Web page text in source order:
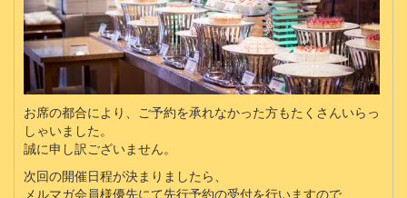
お席の都合により、ご予約を承れなかった方もたくさんいらっ
しゃいました。
誠に申し訳ございません。
次回の開催日程が決まりましたら、
メルマガ会員様優先にて先行予約の受付を行いますので、